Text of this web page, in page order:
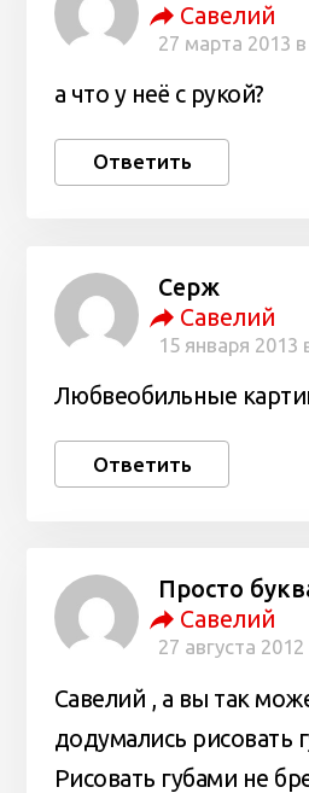
Савелий
27 марта 2013
а что у неё с рукой?
Ответить
Серж
Савелий
15 января 2013
Любвеобильные
Ответить
Просто
Савелий
27 августа
Савелий , а вы так
додумались рисовать
Рисовать губами не